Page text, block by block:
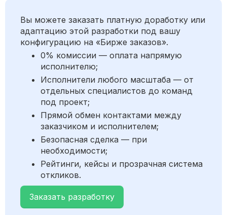
Вы можете заказать платную доработку или
адаптацию этой разработки под вашу
конфигурацию на «Бирже заказов».
0% комиссии — оплата напрямую
исполнителю;
Исполнители любого масштаба — от
отдельных специалистов до команд
под проект;
Прямой обмен контактами между
заказчиком и исполнителем;
Безопасная сделка — при
необходимости;
Рейтинги, кейсы и прозрачная система
откликов.
Заказать разработку